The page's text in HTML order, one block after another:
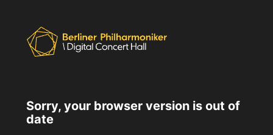
Sorry, your browser version is out of
date